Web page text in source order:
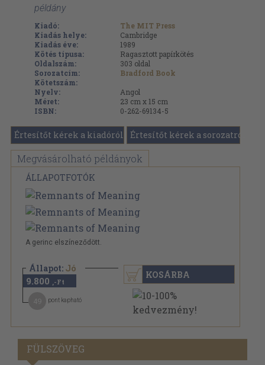
példány
Kiadó:
The MIT Press
Kiadás helye:
Cambridge
Kiadás éve:
1989
Kötés típusa:
Ragasztott papírkötés
Oldalszám:
303 oldal
Sorozatcím:
Bradford Book
Kötetszám:
Nyelv:
Angol
Méret:
23 cm x 15 cm
ISBN:
0-262-69134-5
Értesítőt kérek a kiadóról Értesítőt kérek a sorozatról
Megvásárolható példányok
ÁLLAPOTFOTÓK
A gerinc elszíneződött.
Állapot: Jó
9.800 ,-Ft
pont kapható
KOSÁRBA
FÜLSZÖVEG